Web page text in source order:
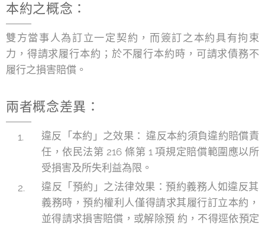
本約之概念：
雙方當事人為訂立一定契約，而簽訂之本約具有拘束
力，得請求履行本約；於不履行本約時，可請求債務不
履行之損害賠償。
兩者概念差異：
違反「本約」之效果： 違反本約須負違約賠償責
任，依民法第 216 條第 1 項規定賠償範圍應以所
受損害及所失利益為限。
違反「預約」之法律效果：預約義務人如違反其
義務時，預約權利人僅得請求其履行訂立本約，
並得請求損害賠償，或解除預 約，不得逕依預定